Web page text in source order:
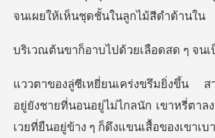
บไปด้วยเลือดสด
ยังชายที่นอนอยู่ไม่ไกลนัก เขาหรี่ตาล